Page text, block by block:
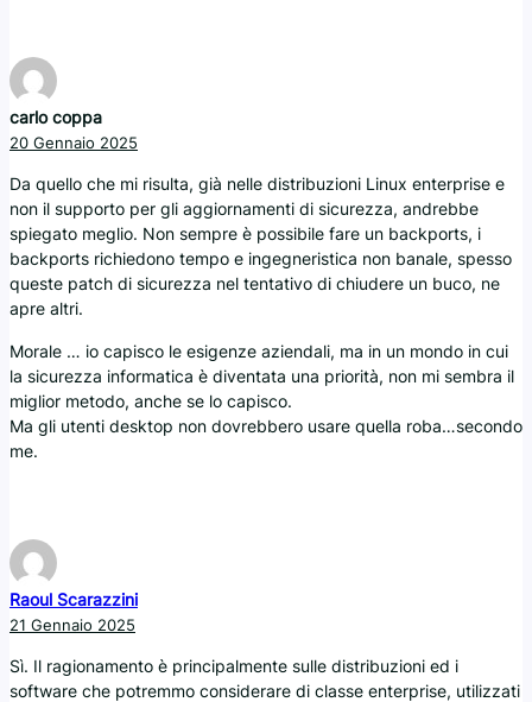
carlo coppa
20 Gennaio 2025
Da quello che mi risulta, già nelle distribuzioni Linux enterprise e
non il supporto per gli aggiornamenti di sicurezza, andrebbe
spiegato meglio. Non sempre è possibile fare un backports, i
backports richiedono tempo e ingegneristica non banale, spesso
queste patch di sicurezza nel tentativo di chiudere un buco, ne
apre altri.
Morale … io capisco le esigenze aziendali, ma in un mondo in cui
la sicurezza informatica è diventata una priorità, non mi sembra il
miglior metodo, anche se lo capisco.
Ma gli utenti desktop non dovrebbero usare quella roba…secondo
me.
Raoul Scarazzini
21 Gennaio 2025
Sì. Il ragionamento è principalmente sulle distribuzioni ed i
software che potremmo considerare di classe enterprise, utilizzati